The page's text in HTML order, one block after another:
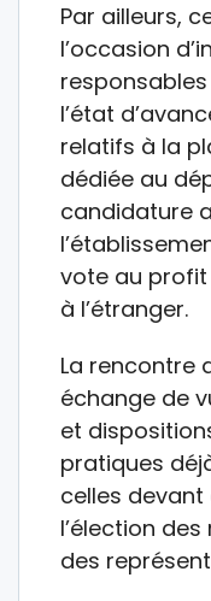
Par ailleurs,
l’occasion
l’état
relatifs à la
dédiée au
candidature
vote au
à l’étranger.
La rencontre
échange de
et
pratiques
celles
l’élection
des